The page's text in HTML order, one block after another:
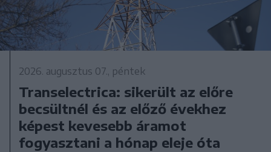
2026. augusztus 07., péntek
Transelectrica: sikerült az előre
becsültnél és az előző évekhez
képest kevesebb áramot
fogyasztani a hónap eleje óta